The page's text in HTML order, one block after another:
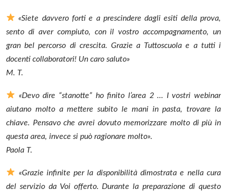
«Siete davvero forti e a prescindere dagli esiti della prova,
sento di aver compiuto, con il vostro accompagnamento, un
gran bel percorso di crescita. Grazie a Tuttoscuola e a tutti i
docenti collaboratori! Un caro saluto»
M. T.
«Devo dire “stanotte” ho finito l’area 2 … I vostri webinar
aiutano molto a mettere subito le mani in pasta, trovare la
chiave. Pensavo che avrei dovuto memorizzare molto di più in
questa area, invece si può ragionare molto».
Paola T.
«Grazie infinite per la disponibilità dimostrata e nella cura
del servizio da Voi offerto. Durante la preparazione di questo